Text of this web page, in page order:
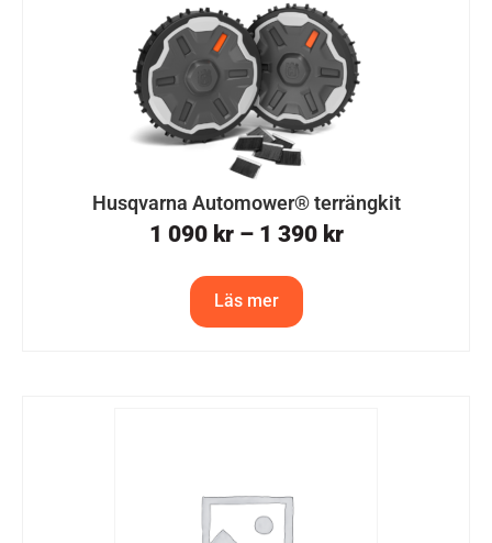
Husqvarna Automower® terrängkit
1 090 kr – 1 390 kr
Läs mer